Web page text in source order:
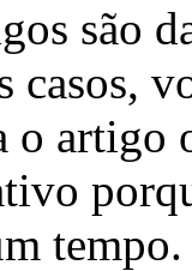
são
casos,
o artigo
tempo.